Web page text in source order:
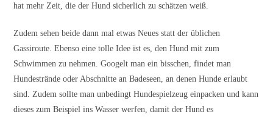
hat mehr Zeit, die der Hund sicherlich zu schätzen weiß.
Zudem sehen beide dann mal etwas Neues statt der üblichen
Gassiroute. Ebenso eine tolle Idee ist es, den Hund mit zum
Schwimmen zu nehmen. Googelt man ein bisschen, findet man
Hundestrände oder Abschnitte an Badeseen, an denen Hunde erlaubt
sind. Zudem sollte man unbedingt Hundespielzeug einpacken und kann
dieses zum Beispiel ins Wasser werfen, damit der Hund es